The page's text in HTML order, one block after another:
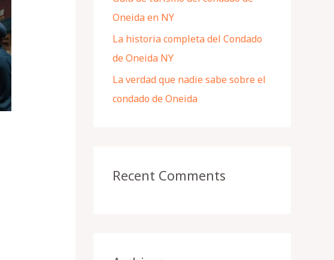
Oneida en NY
La historia completa del Condado
de Oneida NY
La verdad que nadie sabe sobre el
condado de Oneida
Recent Comments